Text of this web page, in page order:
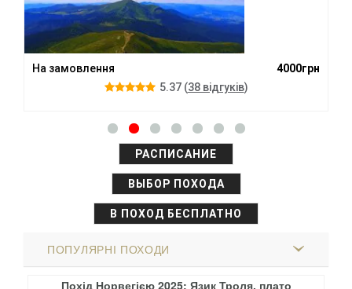
На замовлення
4000грн
5.37(38 вiдгукiв)
РАСПИСАНИЕ
ВЫБОР ПОХОДА
В ПОХОД БЕСПЛАТНО
ПОПУЛЯРНІ ПОХОДИ
Похід Норвегією 2025: Язик Троля, плато